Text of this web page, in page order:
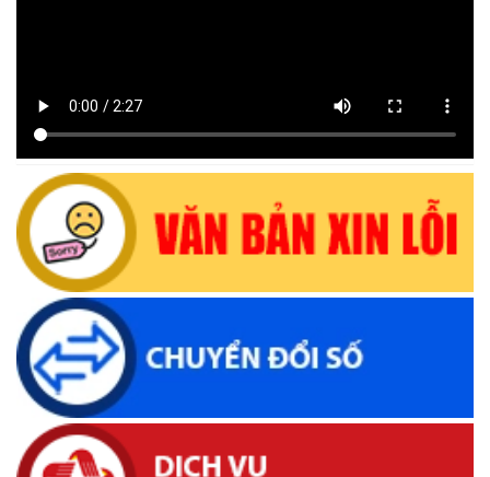
(28/07/2026, 16:27)
Uỷ ban nhân dân xã Krông Bông Thông báo lịch Tiếp công
dân định kỳ tháng 07 năm 2026 của Chủ tịch UBND xã
(29/06/2026, 16:39)
Thông báo về việc bán tài sản là tang vật, phương tiện vi
phạm hành chính bị tịch thu sung công quỹ Nhà nước
(10/06/2026, 16:26)
Lịch tiếp công dân định kỳ của Thường trực HĐND xã tháng
05 năm 2026
(22/05/2026, 16:40)
Lịch tiếp công dân của Chủ tịch UBND xã Krông Bông trong
tháng 05/2026